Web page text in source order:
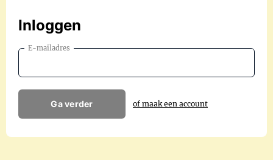
Inloggen
E-mailadres
Ga verder of maak een account